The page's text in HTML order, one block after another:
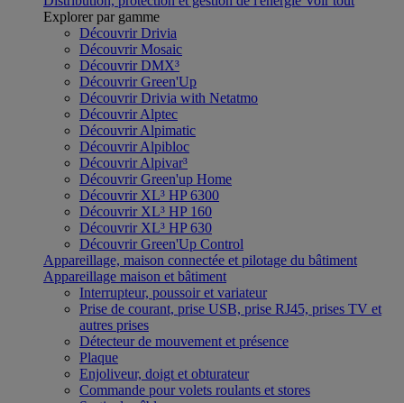
Explorer par gamme
Découvrir Drivia
Découvrir Mosaic
Découvrir DMX³
Découvrir Green'Up
Découvrir Drivia with Netatmo
Découvrir Alptec
Découvrir Alpimatic
Découvrir Alpibloc
Découvrir Alpivar³
Découvrir Green'up Home
Découvrir XL³ HP 6300
Découvrir XL³ HP 160
Découvrir XL³ HP 630
Découvrir Green'Up Control
Appareillage, maison connectée et pilotage du bâtiment
Appareillage maison et bâtiment
Interrupteur, poussoir et variateur
Prise de courant, prise USB, prise RJ45, prises TV et
autres prises
Détecteur de mouvement et présence
Plaque
Enjoliveur, doigt et obturateur
Commande pour volets roulants et stores